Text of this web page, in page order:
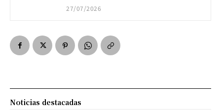
27/07/2026
Noticias destacadas